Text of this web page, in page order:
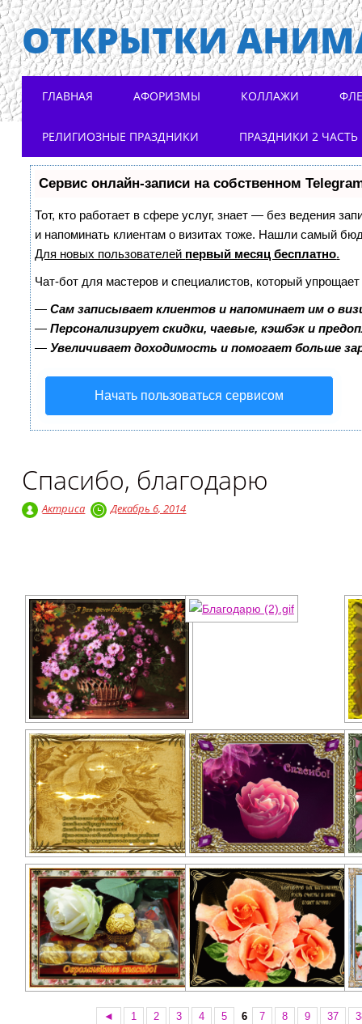
ОТКРЫТКИ
Main menu
ГЛАВНАЯ АФОРИЗМЫ КОЛЛАЖИ
РЕЛИГИОЗНЫЕ ПРАЗДНИКИ ПРАЗДНИКИ 2 ЧАСТЬ
Сервис онлайн-записи на собственном
Тот, кто работает в сфере услуг, знает — без ведения
и напоминать клиентам о визитах тоже. Нашли самый
Для новых пользователей первый месяц бесплатно.
Чат-бот для мастеров и специалистов, который
—Сам записывает клиентов и напоминает им о
—Персонализирует скидки, чаевые, кэшбэк и
—Увеличивает доходимость и помогает больше
Начать пользоваться сервисом
Спасибо, благодарю
Актриса Декабрь 6, 2014
◄ 1 2 3 4 5 6 7 8 9 37